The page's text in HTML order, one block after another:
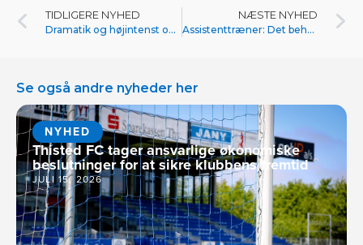
TIDLIGERE NYHED
Dramatik og højintenst opgør endte uafgjort
NÆSTE NYHED
Assistenttræner: Det behøver vi ikke at lyve om
Se også andre nyheder her
NYHED
Thisted FC tager ansvarlige økonomiske
beslutninger for at sikre klubbens fremtid
JULI 15, 2026